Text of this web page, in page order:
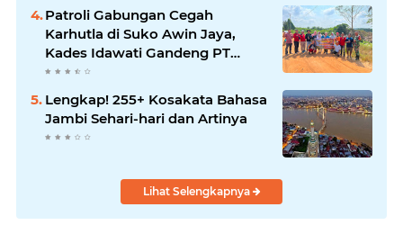
Patroli Gabungan Cegah
Karhutla di Suko Awin Jaya,
Kades Idawati Gandeng PT
BBB-S, TNI dan BPD
Lengkap! 255+ Kosakata Bahasa
Jambi Sehari-hari dan Artinya
Lihat Selengkapnya